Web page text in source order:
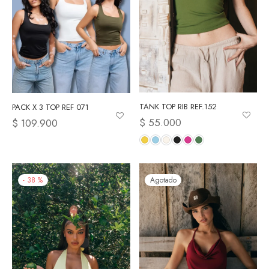
PACK X 3 TOP REF 071
$ 109.900
TANK TOP RIB REF.152
$ 55.000
- 38 % Agotado